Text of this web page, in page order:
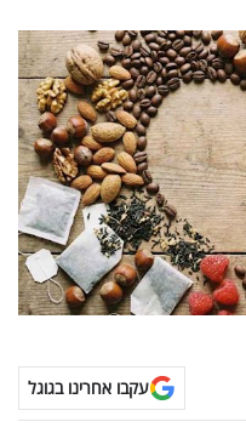
עקבו אחרינו בגוגל